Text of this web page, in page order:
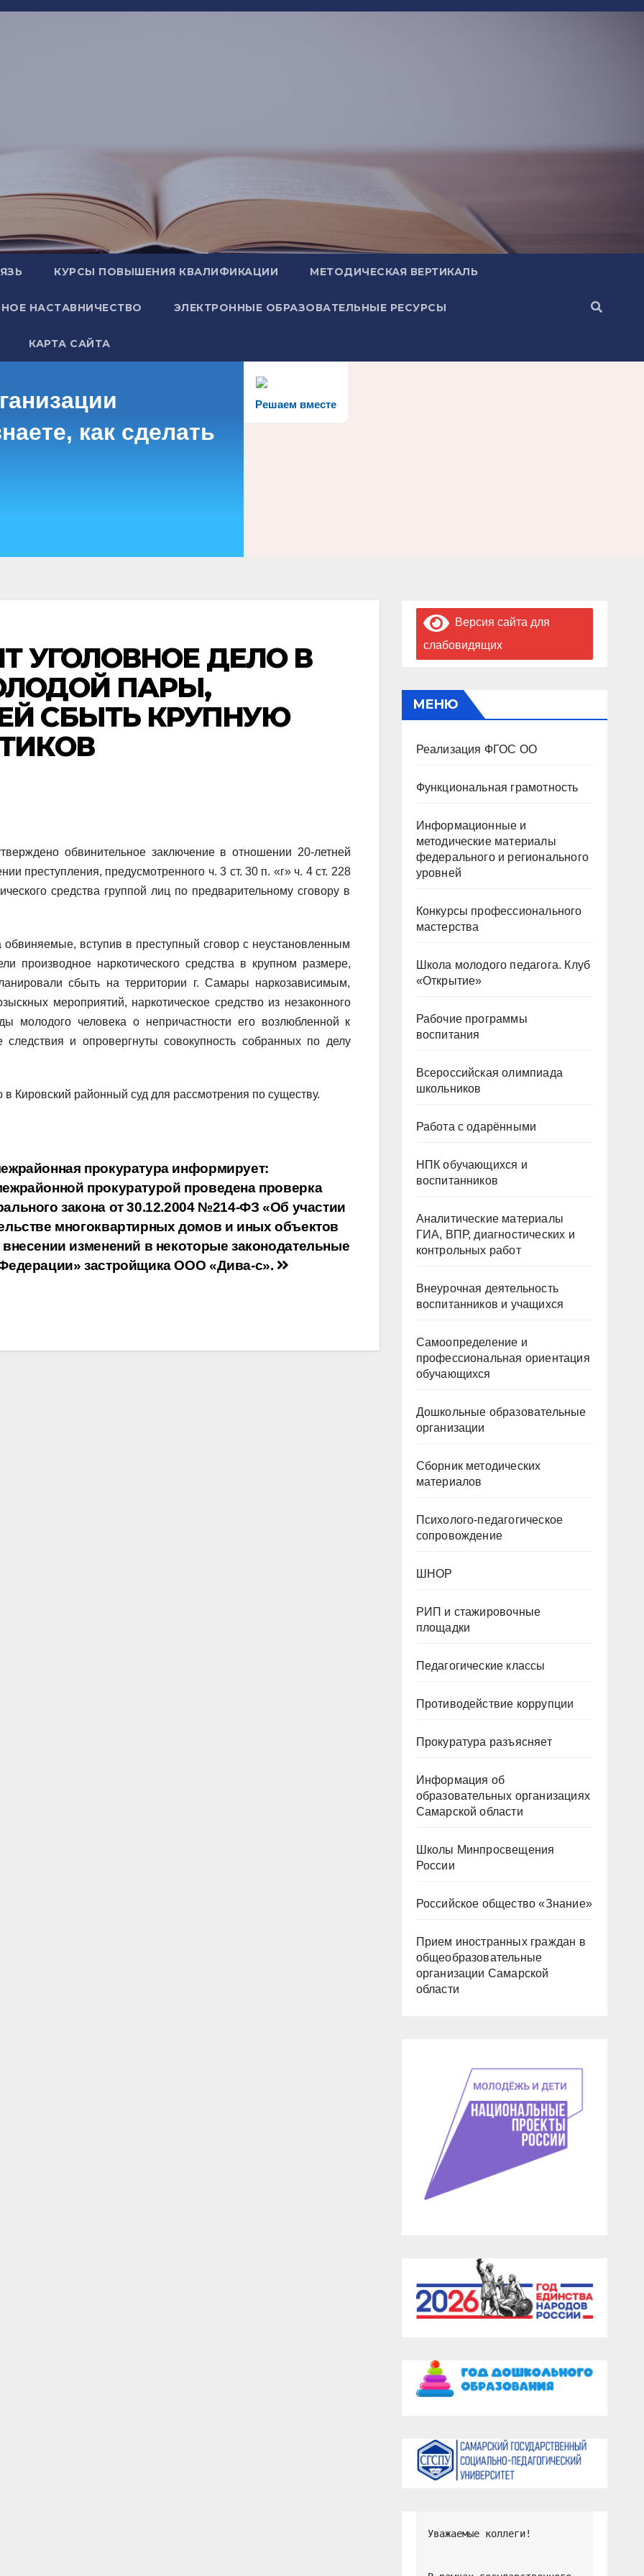
КУРСЫ ПОВЫШЕНИЯ КВАЛИФИКАЦИИ МЕТОДИЧЕСКАЯ ВЕРТИКАЛЬ
НАСТАВНИЧЕСТВО ЭЛЕКТРОННЫЕ ОБРАЗОВАТЕЛЬНЫЕ РЕСУРСЫ
КАРТА САЙТА
Решаем вместе
как сделать
УГОЛОВНОЕ ДЕЛО В
ПАРЫ,
СБЫТЬ КРУПНУЮ
обвинительное заключение в отношении 20-летней
преступления, предусмотренного ч. 3 ст. 30 п. «г» ч. 4 ст. 228
средства группой лиц по предварительному сговору в
вступив в преступный сговор с неустановленным
производное наркотического средства в крупном размере,
сбыть на территории г. Самары наркозависимым,
мероприятий, наркотическое средство из незаконного
молодого человека о непричастности его возлюбленной к
и опровергнуты совокупность собранных по делу
Кировский районный суд для рассмотрения по существу.
прокуратура информирует:
прокуратурой проведена проверка
закона от 30.12.2004 №214-ФЗ «Об участии
многоквартирных домов и иных объектов
изменений в некоторые законодательные
застройщика ООО «Дива-с».
Версия сайта для
слабовидящих
МЕНЮ
Реализация ФГОС ОО
Функциональная грамотность
Информационные и
методические материалы
федерального и регионального
уровней
Конкурсы профессионального
мастерства
Школа молодого педагога. Клуб
«Открытие»
Рабочие программы
воспитания
Всероссийская олимпиада
школьников
Работа с одарёнными
НПК обучающихся и
воспитанников
Аналитические материалы
ГИА, ВПР, диагностических и
контрольных работ
Внеурочная деятельность
воспитанников и учащихся
Самоопределение и
профессиональная ориентация
обучающихся
Дошкольные образовательные
организации
Сборник методических
материалов
Психолого-педагогическое
сопровождение
ШНОР
РИП и стажировочные
площадки
Педагогические классы
Противодействие коррупции
Прокуратура разъясняет
Информация об
образовательных организациях
Самарской области
Школы Минпросвещения
России
Российское общество «Знание»
Прием иностранных граждан в
общеобразовательные
организации Самарской
области
Уважаемые коллеги!